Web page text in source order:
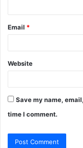
Email *
Website
Save my name,
time I comment.